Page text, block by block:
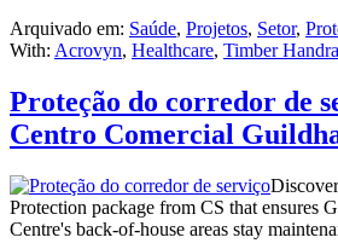
Arquivado em: Saúde, Projetos, Setor,
With: Acrovyn, Healthcare, Timber
Proteção do corredor de
Centro Comercial
Protection package from CS that ensures
Centre's back-of-house areas stay